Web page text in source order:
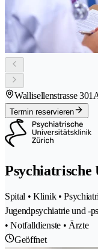
Wallisellenstrasse
Termin reservieren
Spital • Klinik •
Jugendpsychiatrie und -
• Notfalldienste • Ärzte
Geöffnet